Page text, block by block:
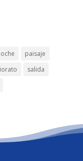
paisaje
salida